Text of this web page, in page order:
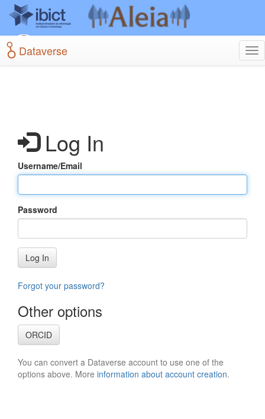
Skip
main
content
Dataverse
Log In
Username/Email
Password
Log In
Forgot your password?
Other options
ORCID
You can convert a Dataverse account to use one of the
options above. More information about account creation.